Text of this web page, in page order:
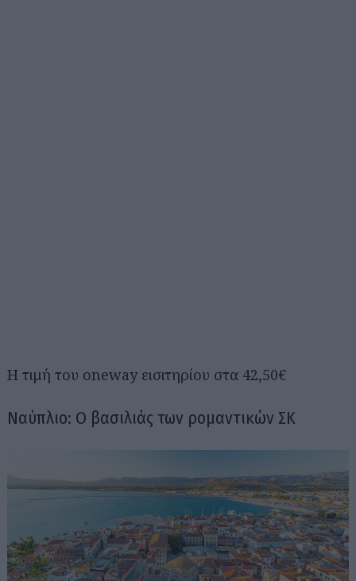
Η τιμή του oneway εισιτηρίου στα 42,50€
Ναύπλιο: Ο βασιλιάς των ρομαντικών ΣΚ